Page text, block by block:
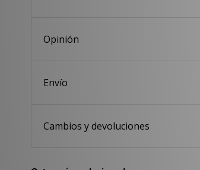
Opinión
Envío
Cambios y devoluciones